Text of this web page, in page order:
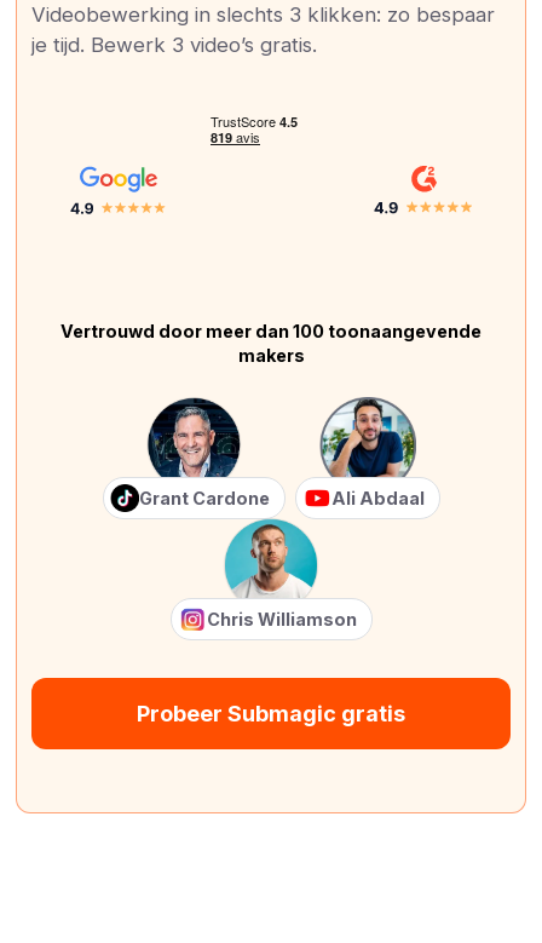
Videobewerking in slechts 3 klikken: zo bespaar
je tijd. Bewerk 3 video’s gratis.
Vertrouwd door meer dan 100 toonaangevende
makers
Grant Cardone Ali Abdaal
Chris Williamson
Probeer Submagic gratis